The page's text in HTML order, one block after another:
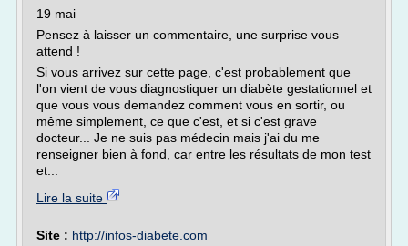
19 mai
Pensez à laisser un commentaire, une surprise vous
attend !
Si vous arrivez sur cette page, c'est probablement que
l'on vient de vous diagnostiquer un diabète gestationnel et
que vous vous demandez comment vous en sortir, ou
même simplement, ce que c'est, et si c'est grave
docteur... Je ne suis pas médecin mais j'ai du me
renseigner bien à fond, car entre les résultats de mon test
et...
Lire la suite
Site : http://infos-diabete.com